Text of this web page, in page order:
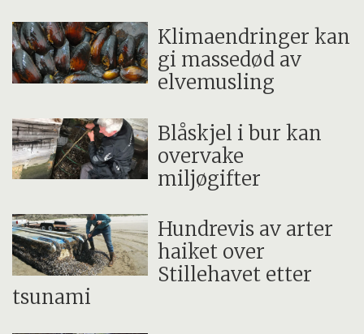
Klimaendringer kan
gi massedød av
elvemusling
Blåskjel i bur kan
overvake
miljøgifter
Hundrevis av arter
haiket over
Stillehavet etter
tsunami